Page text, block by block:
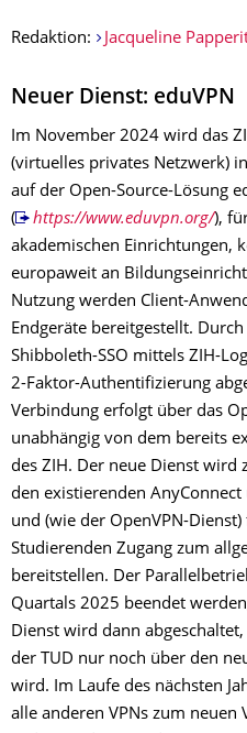
Redaktion: Jacqueline
Neuer Dienst: eduVPN
Im November 2024 wird das
(virtuelles privates Netzwerk)
auf der Open-Source-Lösung
(
https://www.eduvpn.org/),
akademischen Einrichtungen,
europaweit an
Nutzung werden Client-
Endgeräte bereitgestellt.
Shibboleth-SSO mittels ZIH-
2-Faktor-Authentifizierung
Verbindung erfolgt über das
unabhängig von dem bereits
des ZIH. Der neue Dienst
den existierenden
und (wie der OpenVPN-
Studierenden Zugang zum
bereitstellen. Der
Quartals 2025 beendet
Dienst wird dann
der TUD nur noch über den
wird. Im Laufe des nächsten
alle anderen VPNs zum neuen